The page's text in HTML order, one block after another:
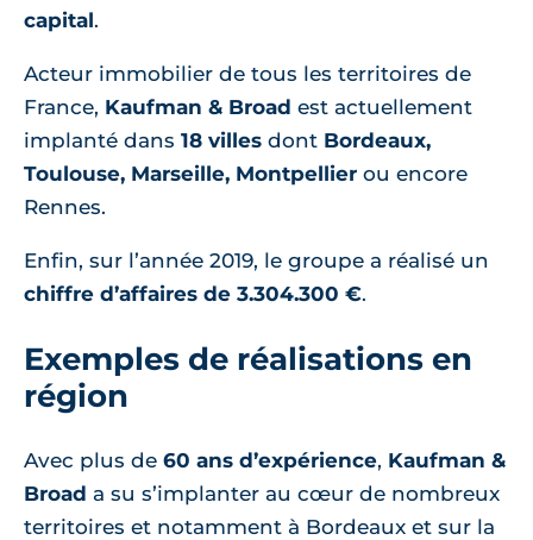
capital.
Acteur immobilier de tous les territoires de
France, Kaufman & Broad est actuellement
implanté dans 18 villes dont Bordeaux,
Toulouse, Marseille, Montpellier ou encore
Rennes.
Enfin, sur l’année 2019, le groupe a réalisé un
chiffre d’affaires de 3.304.300 €.
Exemples de réalisations en
région
Avec plus de 60 ans d’expérience, Kaufman &
Broad a su s’implanter au cœur de nombreux
territoires et notamment à Bordeaux et sur la